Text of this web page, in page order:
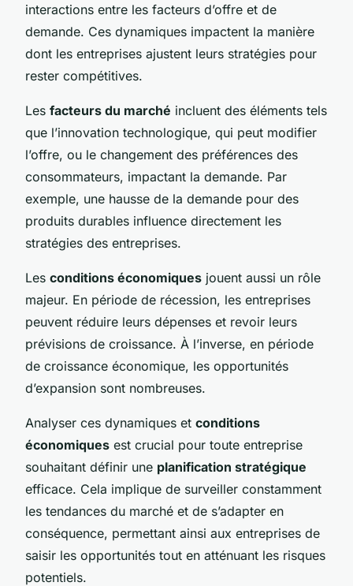
interactions entre les facteurs d’offre et de
demande. Ces dynamiques impactent la manière
dont les entreprises ajustent leurs stratégies pour
rester compétitives.
Les facteurs du marché incluent des éléments tels
que l’innovation technologique, qui peut modifier
l’offre, ou le changement des préférences des
consommateurs, impactant la demande. Par
exemple, une hausse de la demande pour des
produits durables influence directement les
stratégies des entreprises.
Les conditions économiques jouent aussi un rôle
majeur. En période de récession, les entreprises
peuvent réduire leurs dépenses et revoir leurs
prévisions de croissance. À l’inverse, en période
de croissance économique, les opportunités
d’expansion sont nombreuses.
Analyser ces dynamiques et conditions
économiques est crucial pour toute entreprise
souhaitant définir une planification stratégique
efficace. Cela implique de surveiller constamment
les tendances du marché et de s’adapter en
conséquence, permettant ainsi aux entreprises de
saisir les opportunités tout en atténuant les risques
potentiels.